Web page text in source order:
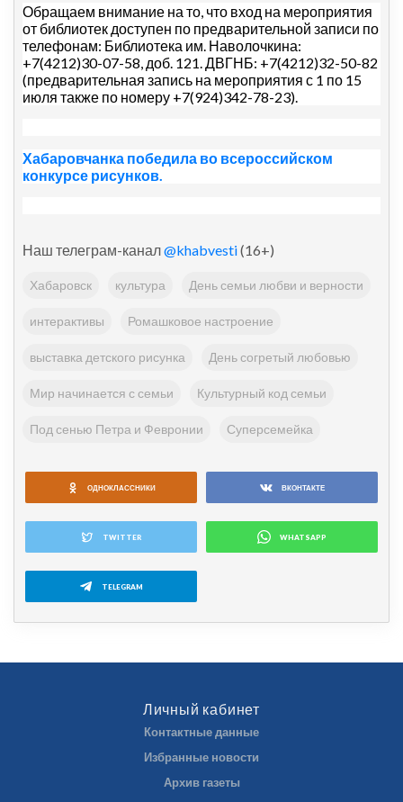
Обращаем внимание на то, что вход на мероприятия
от библиотек доступен по предварительной записи по
телефонам: Библиотека им. Наволочкина:
+7(4212)30-07-58, доб. 121. ДВГНБ: +7(4212)32-50-82
(предварительная запись на мероприятия с 1 по 15
июля также по номеру +7(924)342-78-23).
Хабаровчанка победила во всероссийском
конкурсе рисунков.
Наш телеграм-канал@khabvesti(16+)
Хабаровск культура День семьи любви и верности
интерактивы Ромашковое настроение
выставка детского рисунка День согретый любовью
Мир начинается с семьи Культурный код семьи
Под сенью Петра и Февронии Суперсемейка
ОДНОКЛАССНИКИ ВКОНТАКТЕ
TWITTER WHATSAPP
TELEGRAM
Личный кабинет
Контактные данные
Избранные новости
Архив газеты